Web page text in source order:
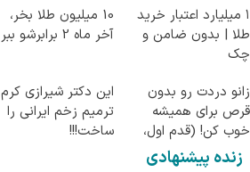
۱ میلیارد اعتبار خرید
طلا | بدون ضامن و
چک
10 میلیون طلا بخر،
آخر ماه 2 برابرشو ببر🔥
زانو دردت رو بدون
قرص برای همیشه
خوب کن! (قدم اول،
پرسش‌نامه)
این دکتر شیرازی کرم
ترمیم زخم ایرانی را
ساخت!!!
زنده پیشنهادی